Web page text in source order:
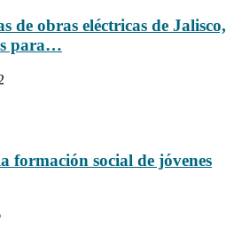
de obras eléctricas de Jalisco,
para…
formación social de jóvenes